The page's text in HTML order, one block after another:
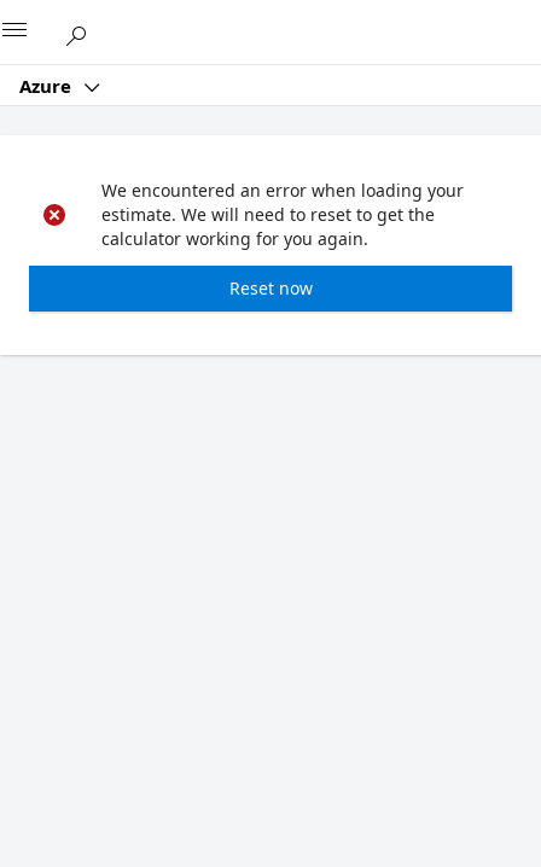
Azure
We encountered an error when loading your
estimate. We will need to reset to get the
calculator working for you again.
Reset now